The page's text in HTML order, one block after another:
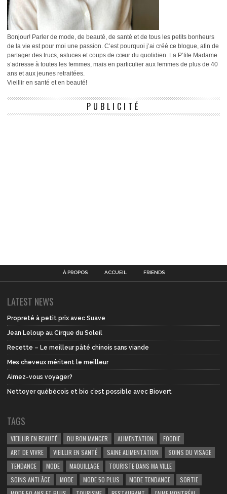
Bonjour! Parler de mode, de beauté, de santé et de tous les petits bonheurs
de la vie est pour moi une passion. C’est pourquoi j’ai créé ce blogue, afin de
partager des trucs, astuces et coups de cœur du quotidien. La P’tite Madame
s’adresse à toutes les femmes, mais en particulier aux femmes de plus de 40
ans et aux jeunes retraitées.
Vieillir en santé et en beauté!
PUBLICITÉ
À PROPOS ACCUEIL FRIENDS
LATEST NEWS
Propreté à petit prix avec Suave
Jean Leloup au Cirque du Soleil
Recette – Le meilleur pâté chinois sans viande
Mes cheveux méritent le meilleur
Aimez-vous voyager?
Nettoyer québécois et bio c’est possible avec Biovert
TAGS
VIEILLIR EN BEAUTÉ DU BON MANGER ALIMENTATION
FOODIE
ART DE VIVRE
VIEILLIR EN SANTÉ SAINE ALIMENTATION
SOINS DU VISAGE
TENDANCE
MODE MAQUILLAGE
TOURISTE DANS MA VILLE
SOINS ANTI ÂGE
MODE MODE 50 PLUS MODE TENDANCE
SORTIE